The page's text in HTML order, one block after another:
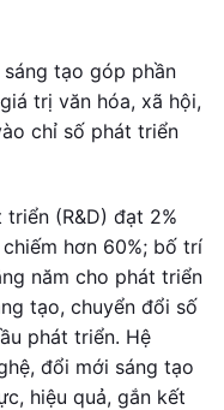
tạo góp phần
trị văn hóa, xã hội,
chỉ số phát triển
(R&D) đạt 2%
hơn 60%; bố trí
năm cho phát triển
tạo, chuyển đổi số
phát triển. Hệ
đổi mới sáng tạo
hiệu quả, gắn kết